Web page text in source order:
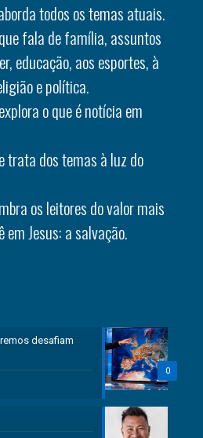
todos os temas atuais.
fala de família, assuntos
educação, aos esportes, à
e política.
o que é notícia em
trata dos temas à luz do
os leitores do valor mais
em Jesus: a salvação.
0
desafiam